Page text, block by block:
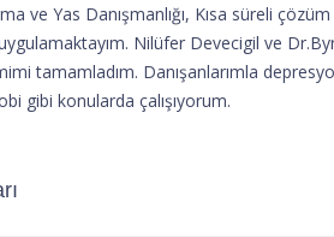
ve Yas Danışmanlığı, Kısa süreli
Nilüfer Devecigil ve
tamamladım. Danışanlarımla
gibi konularda çalışıyorum.